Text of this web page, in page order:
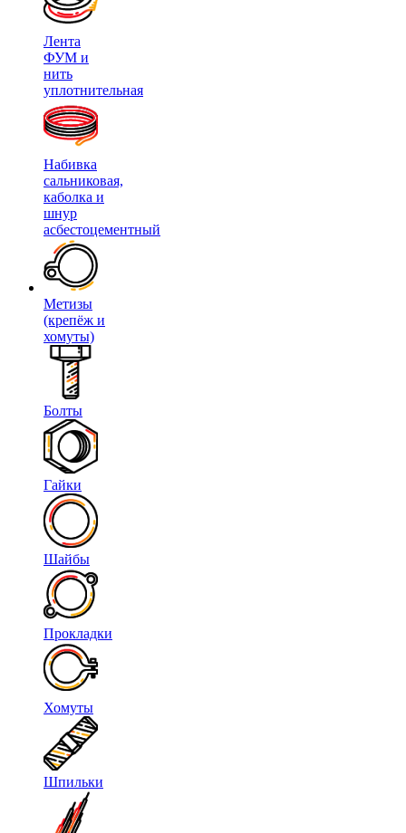
Лента
ФУМ и
нить
уплотнительная
Набивка
сальниковая,
каболка и
шнур
асбестоцементный
Метизы
(крепёж и
хомуты)
Болты
Гайки
Шайбы
Прокладки
Хомуты
Шпильки